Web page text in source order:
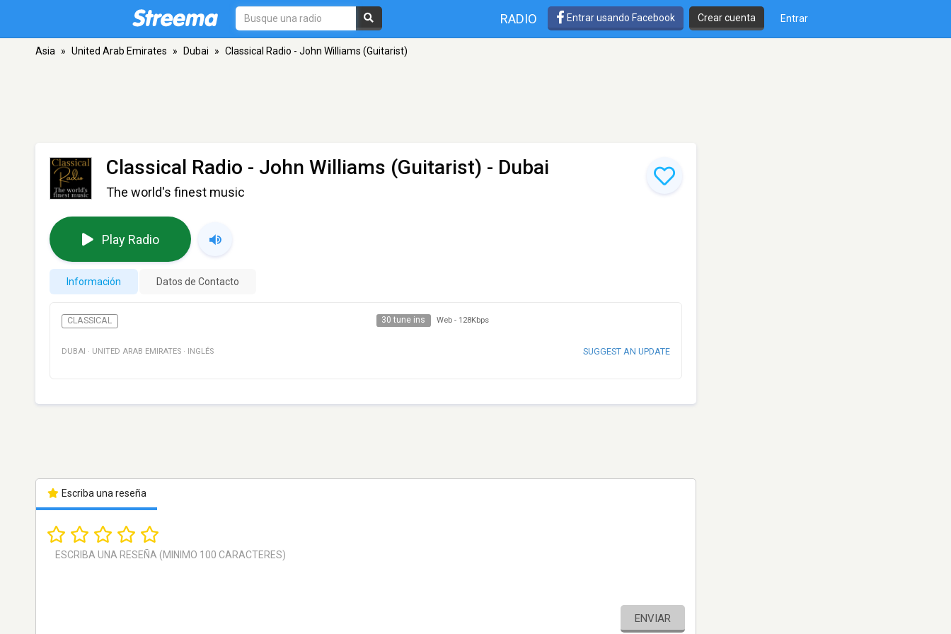
RADIO Entrar usando Facebook Crear cuenta Entrar
Asia » United Arab Emirates » Dubai » Classical Radio - John Williams (Guitarist)
Classical Radio - John Williams (Guitarist) - Dubai
The world's finest music
Play Radio
Información Datos de Contacto
CLASSICAL 30 tune ins Web - 128Kbps
DUBAI · UNITED ARAB EMIRATES · INGLÉS SUGGEST AN UPDATE
Escriba una reseña
ENVIAR